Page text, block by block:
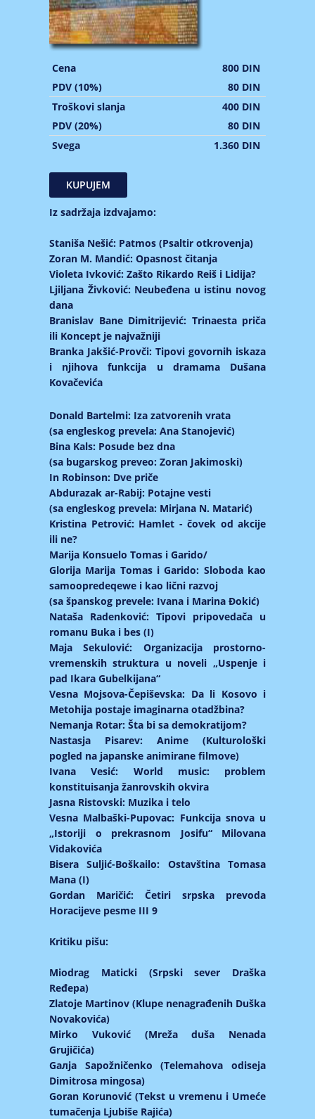
Cena
800 DIN
PDV (10%)
80 DIN
Troškovi slanja
400 DIN
PDV (20%)
80 DIN
Svega
1.360 DIN
Iz sadržaja izdvajamo:
Staniša Nešić: Patmos (Psaltir otkrovenja)
Zoran M. Mandić: Opasnost čitanja
Violeta Ivković: Zašto Rikardo Reiš i Lidija?
Ljiljana Živković: Neubeđena u istinu novog
dana
Branislav Bane Dimitrijević: Trinaesta priča
ili Koncept je najvažniji
Branka Jakšić-Provči: Tipovi govornih iskaza
i njihova funkcija u dramama Dušana
Kovačevića
Donald Bartelmi: Iza zatvorenih vrata
(sa engleskog prevela: Ana Stanojević)
Bina Kals: Posude bez dna
(sa bugarskog preveo: Zoran Jakimoski)
In Robinson: Dve priče
Abdurazak ar-Rabij: Potajne vesti
(sa engleskog prevela: Mirjana N. Matarić)
Kristina Petrović: Hamlet - čovek od akcije
ili ne?
Marija Konsuelo Tomas i Garido/
Glorija Marija Tomas i Garido: Sloboda kao
samoopredeqewe i kao lični razvoj
(sa španskog prevele: Ivana i Marina Đokić)
Nataša Radenković: Tipovi pripovedača u
romanu Buka i bes (I)
Maja Sekulović: Organizacija prostorno-
vremenskih struktura u noveli „Uspenje i
pad Ikara Gubelkijana“
Vesna Mojsova-Čepiševska: Da li Kosovo i
Metohija postaje imaginarna otadžbina?
Nemanja Rotar: Šta bi sa demokratijom?
Nastasja Pisarev: Anime (Kulturološki
pogled na japanske animirane filmove)
Ivana Vesić: World music: problem
konstituisanja žanrovskih okvira
Jasna Ristovski: Muzika i telo
Vesna Malbaški-Pupovac: Funkcija snova u
„Istoriji o prekrasnom Josifu“ Milovana
Vidakovića
Bisera Suljić-Boškailo: Ostavština Tomasa
Mana (I)
Gordan Maričić: Četiri srpska prevoda
Horacijeve pesme III 9
Kritiku pišu:
Miodrag Maticki (Srpski sever Draška
Ređepa)
Zlatoje Martinov (Klupe nenagrađenih Duška
Novakovića)
Mirko Vuković (Mreža duša Nenada
Grujičića)
Gaлјa Sapožničenko (Telemahova odiseja
Dimitrosa mingosa)
Goran Korunović (Tekst u vremenu i Umeće
tumačenja Ljubiše Rajića)